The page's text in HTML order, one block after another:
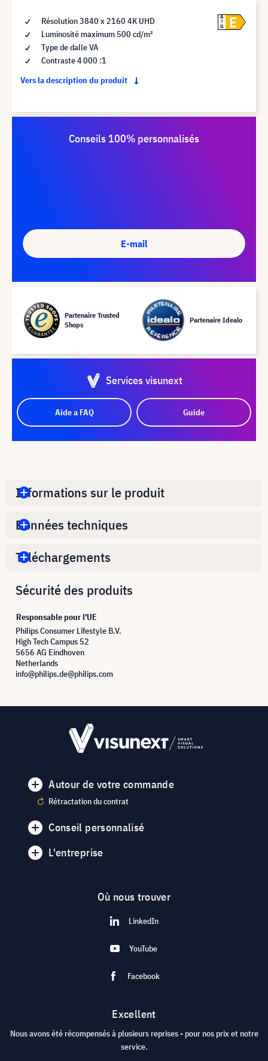
Résolution 3840 x 2160 4K UHD
Luminosité maximum 500 cd/m²
Type de dalle VA
Contraste 4 000 :1
Vers la description du produit
A
G
E
Conseils 100% personnalisés
E-mail
Partenaire Trusted
Shops
Partenaire Idealo
Services visunext
Aide a FAQ Guide
Informations sur le produit
Données techniques
Téléchargements
Sécurité des produits
Responsable pour l'UE
Philips Consumer Lifestyle B.V.
High Tech Campus 52
5656 AG Eindhoven
Netherlands
info@philips.de@philips.com
Autour de votre commande
Rétractation du contrat
Conseil personnalisé
L'entreprise
Où nous trouver
LinkedIn
YouTube
Facebook
Excellent
Nous avons été récompensés à plusieurs reprises - pour nos prix et notre
service.